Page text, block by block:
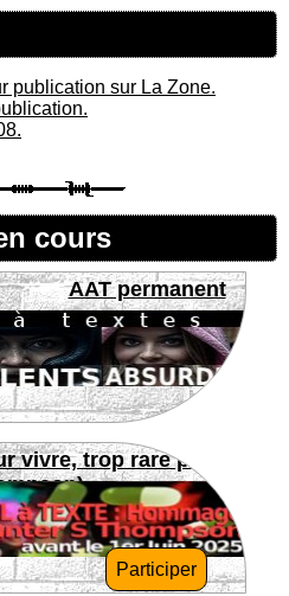
publication sur La Zone.
cours
AAT permanent
vivre, trop rare pour
Participer